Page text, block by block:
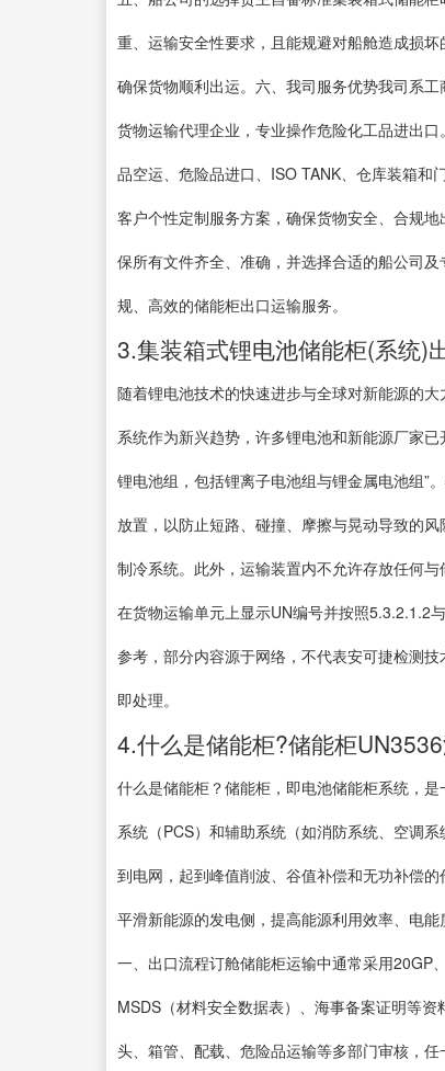
重、运输安全性要求，且能规避对船舱造成损
确保货物顺利出运。六、我司服务优势我司系
货物运输代理企业，专业操作危险化工品进出
品空运、危险品进口、ISO TANK、仓库装箱和
客户个性定制服务方案，确保货物安全、合规
保所有文件齐全、准确，并选择合适的船公司
规、高效的储能柜出口运输服务。
3.集装箱式锂电池储能柜(系统)
随着锂电池技术的快速进步与全球对新能源的
系统作为新兴趋势，许多锂电池和新能源厂家
锂电池组，包括锂离子电池组与锂金属电池组”
放置，以防止短路、碰撞、摩擦与晃动导致的
制冷系统。此外，运输装置内不允许存放任何
在货物运输单元上显示UN编号并按照5.3.2.1.2
参考，部分内容源于网络，不代表安可捷检测
即处理。
4.什么是储能柜?储能柜
什么是储能柜？储能柜，即电池储能柜系统，
系统（PCS）和辅助系统（如消防系统、空调
到电网，起到峰值削波、谷值补偿和无功补偿
平滑新能源的发电侧，提高能源利用效率、电
一、出口流程订舱储能柜运输中通常采用20GP
MSDS（材料安全数据表）、海事备案证明等
头、箱管、配载、危险品运输等多部门审核，